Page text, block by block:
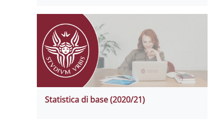
Statistica di base (2020/21)